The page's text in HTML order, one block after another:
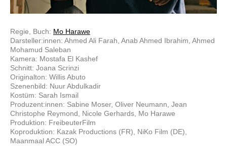
Regie, Buch: Mo Harawe
Darsteller:innen: Ahmed Ali Farah, Anab Ahmed Ibrahim, Ahmed
Mohamud Saleban
Kamera: Mostafa El Kashef
Schnitt: Joana Scrinzi
Originalton: Willis Abuto
Szenenbild: Nuur Abdulkadir
Kostüm: Sarah Ismail
Produzent:innen: Sabine Moser, Oliver Neumann, Jean
Christophe Reymond, Nicole Gerhards, Mo Harawe
Produktion: FreibeuterFilm
Koproduktion: Kazak Productions (FR), NiKo Film (DE),
Maanmaal ACC (SO)